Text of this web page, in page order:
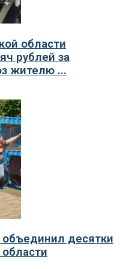
области
рублей за
жителю ...
объединил десятки